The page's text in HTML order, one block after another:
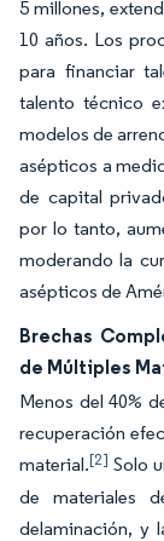
5 millones,
10 años. Los
para financiar
talento técnico
modelos de
asépticos a
de capital
por lo tanto,
moderando la
asépticos de
Brechas
de Múltiples
Menos del 40%
recuperación
material.[2] Solo
de materiales
delaminación, y